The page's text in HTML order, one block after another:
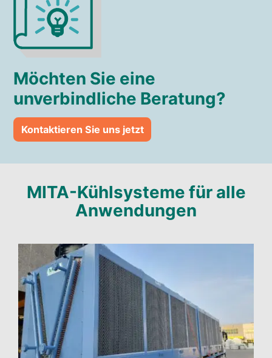
Möchten Sie eine
unverbindliche Beratung?
Kontaktieren Sie uns jetzt
MITA-Kühlsysteme für alle
Anwendungen